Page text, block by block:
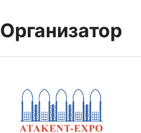
Организатор